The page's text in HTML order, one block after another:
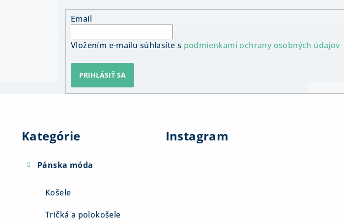
Email
Vložením e-mailu súhlasíte s podmienkami ochrany osobných údajov
PRIHLÁSIŤ SA
Kategórie
Pánska móda
Košele
Tričká a polokošele
Instagram